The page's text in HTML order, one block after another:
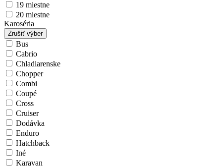
19 miestne
20 miestne
Karoséria
Zrušiť výber
Bus
Cabrio
Chladiarenske
Chopper
Combi
Coupé
Cross
Cruiser
Dodávka
Enduro
Hatchback
Iné
Karavan